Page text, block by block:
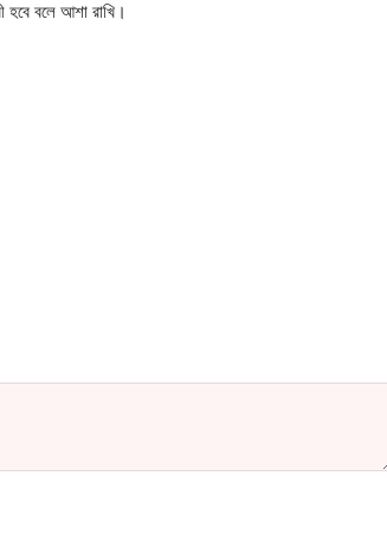
বলে আশা রাখি।